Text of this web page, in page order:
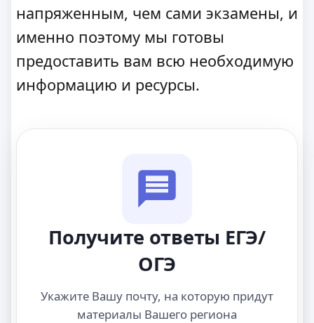
напряженным, чем сами экзамены, и
именно поэтому мы готовы
предоставить вам всю необходимую
информацию и ресурсы.
Получите ответы ЕГЭ/
ОГЭ
Укажите Вашу почту, на которую придут
материалы Вашего региона